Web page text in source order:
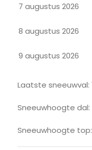
7 augustus 2026
8 augustus 2026
9 augustus 2026
Laatste sneeuwval:
Sneeuwhoogte dal:
Sneeuwhoogte